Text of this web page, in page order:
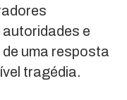
e
uma resposta
tragédia.